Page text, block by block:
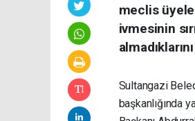
meclis
ivmesinin
Sultangazi
başkanlığında